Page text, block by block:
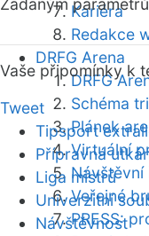
Kariéra
Redakce
DRFG Arena
DRFG
Schéma
Plánek
Virtuální
Návštěvní
Veřejné
PRESS:
Zadaným
Vaše připomínky k
Tweet
Tipsport
Přípravná
Liga mistrů
Univerzitní
Návštěvnost